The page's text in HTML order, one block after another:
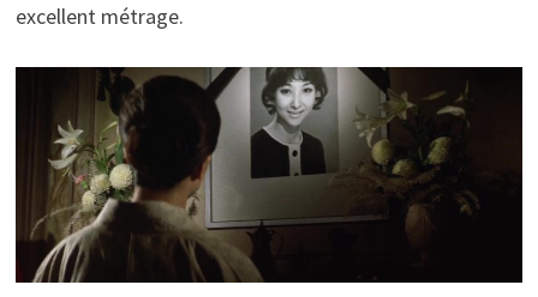
excellent métrage.